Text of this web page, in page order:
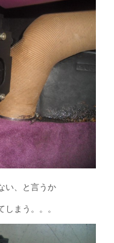
い、と言うか
まう。。。